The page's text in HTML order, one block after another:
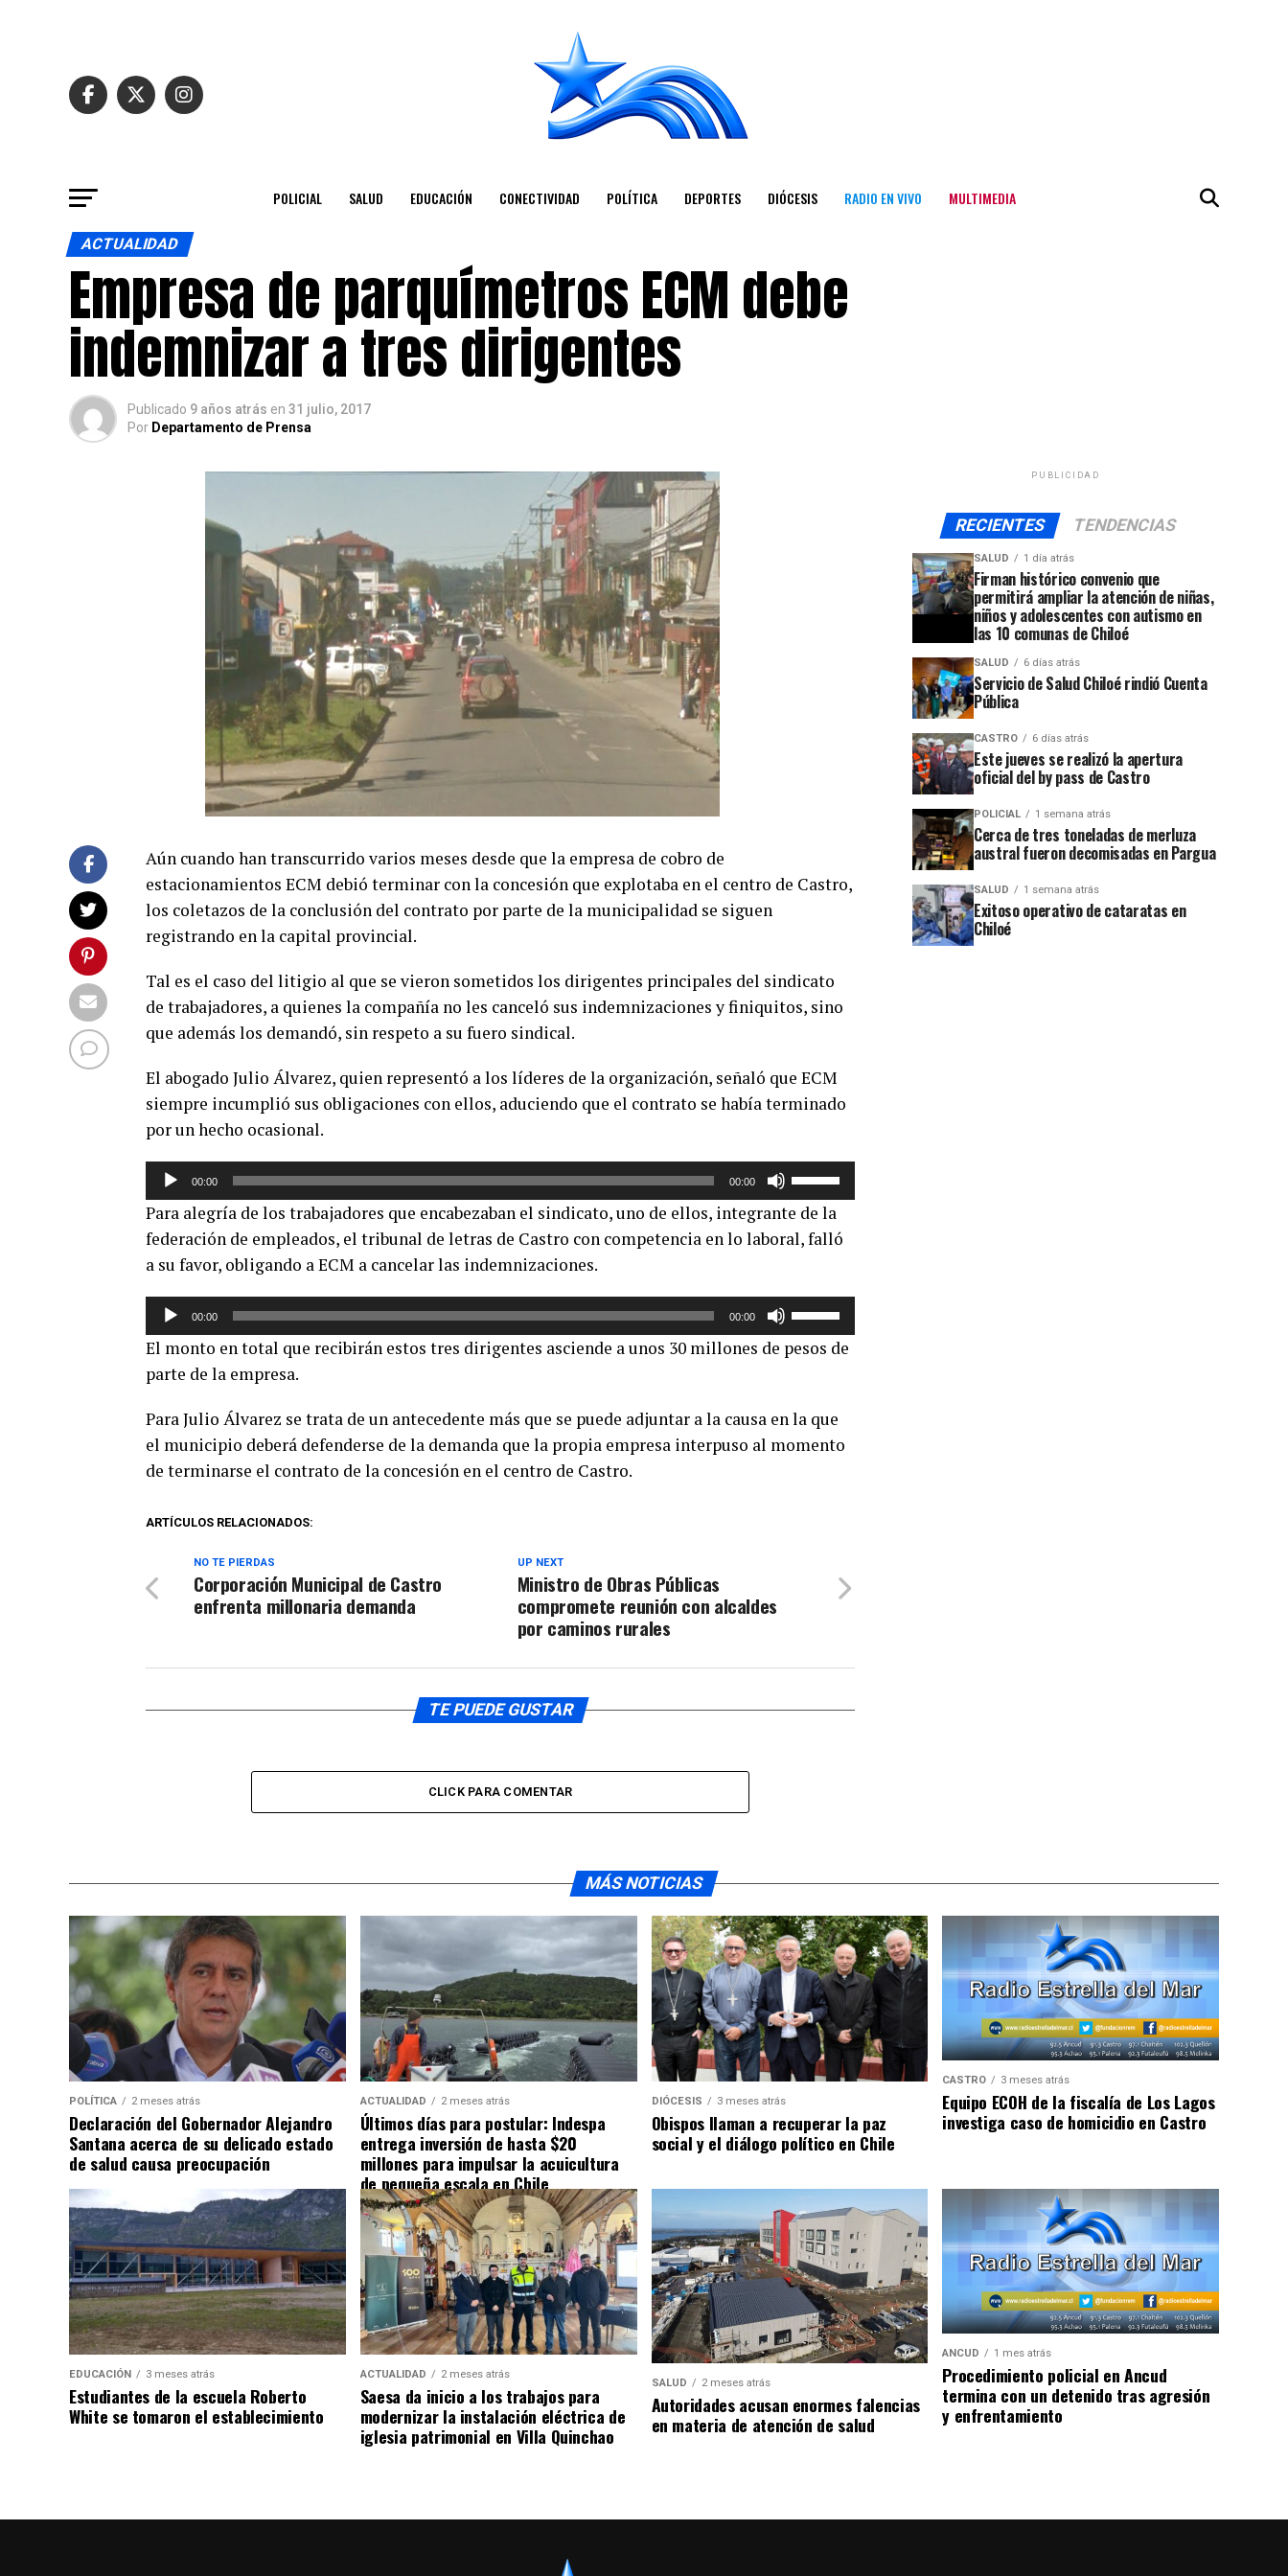
POLICIAL SALUD EDUCACIÓN CONECTIVIDAD POLÍTICA DEPORTES DIÓCESIS RADIO EN VIVO MULTIMEDIA
ACTUALIDAD
Empresa de parquímetros ECM debe
indemnizar a tres dirigentes
Publicado 9 años atrás en 31 julio, 2017
Por Departamento de Prensa
Aún cuando han transcurrido varios meses desde que la empresa de cobro de
estacionamientos ECM debió terminar con la concesión que explotaba en el centro de Castro,
los coletazos de la conclusión del contrato por parte de la municipalidad se siguen
registrando en la capital provincial.
Tal es el caso del litigio al que se vieron sometidos los dirigentes principales del sindicato
de trabajadores, a quienes la compañía no les canceló sus indemnizaciones y finiquitos, sino
que además los demandó, sin respeto a su fuero sindical.
El abogado Julio Álvarez, quien representó a los líderes de la organización, señaló que ECM
siempre incumplió sus obligaciones con ellos, aduciendo que el contrato se había terminado
por un hecho ocasional.
Reproductor
audio
00:00 00:00
teclas
de
para
aumentar
o
volumen.
Para alegría de los trabajadores que encabezaban el sindicato, uno de ellos, integrante de la
federación de empleados, el tribunal de letras de Castro con competencia en lo laboral, falló
a su favor, obligando a ECM a cancelar las indemnizaciones.
Reproductor
audio
00:00 00:00
teclas
arriba/abajo
para
El monto en total que recibirán estos tres dirigentes asciende a unos 30 millones de pesos de
parte de la empresa.
Para Julio Álvarez se trata de un antecedente más que se puede adjuntar a la causa en la que
el municipio deberá defenderse de la demanda que la propia empresa interpuso al momento
de terminarse el contrato de la concesión en el centro de Castro.
ARTÍCULOS RELACIONADOS:
UP NEXT
Ministro de Obras Públicas
compromete reunión con alcaldes
por caminos rurales
NO TE PIERDAS
Corporación Municipal de Castro
enfrenta millonaria demanda
TE PUEDE GUSTAR
CLICK PARA COMENTAR
PUBLICIDAD
RECIENTES TENDENCIAS
SALUD 1 día atrás
Firman histórico convenio que
permitirá ampliar la atención de niñas,
niños y adolescentes con autismo en
las 10 comunas de Chiloé
SALUD 6 días atrás
Servicio de Salud Chiloé rindió Cuenta
Pública
CASTRO 6 días atrás
Este jueves se realizó la apertura
oficial del by pass de Castro
POLICIAL 1 semana atrás
Cerca de tres toneladas de merluza
austral fueron decomisadas en Pargua
SALUD 1 semana atrás
Exitoso operativo de cataratas en
Chiloé
MÁS NOTICIAS
POLÍTICA 2 meses atrás
Declaración del Gobernador Alejandro
Santana acerca de su delicado estado
de salud causa preocupación
ACTUALIDAD 2 meses atrás
Últimos días para postular: Indespa
entrega inversión de hasta $20
millones para impulsar la acuicultura
de pequeña escala en Chile
DIÓCESIS 3 meses atrás
Obispos llaman a recuperar la paz
social y el diálogo político en Chile
CASTRO 3 meses atrás
Equipo ECOH de la fiscalía de Los Lagos
investiga caso de homicidio en Castro
EDUCACIÓN 3 meses atrás
Estudiantes de la escuela Roberto
White se tomaron el establecimiento
ACTUALIDAD 2 meses atrás
Saesa da inicio a los trabajos para
modernizar la instalación eléctrica de
iglesia patrimonial en Villa Quinchao
SALUD 2 meses atrás
Autoridades acusan enormes falencias
en materia de atención de salud
ANCUD 1 mes atrás
Procedimiento policial en Ancud
termina con un detenido tras agresión
y enfrentamiento